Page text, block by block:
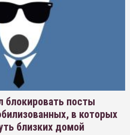
блокировать посты
в которых
близких домой